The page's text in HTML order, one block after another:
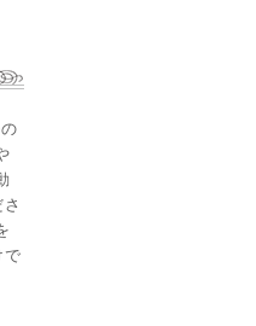
で